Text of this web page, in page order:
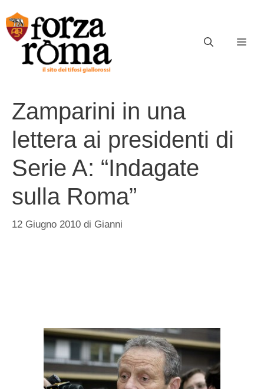
al
contenuto
Zamparini in una
lettera ai presidenti di
Serie A: “Indagate
sulla Roma”
12 Giugno 2010 di Gianni